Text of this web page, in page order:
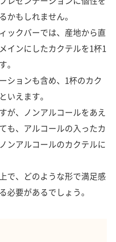
かもしれません。
ックバーでは、産地から直
インにしたカクテルを1杯1
。
ションも含め、1杯のカク
いえます。
が、ノンアルコールをあえ
も、アルコールの入ったカ
ンアルコールのカクテルに
で、どのような形で満足感
必要があるでしょう。